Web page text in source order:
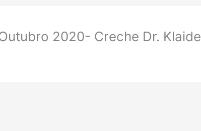
2020- Creche Dr. Klaide